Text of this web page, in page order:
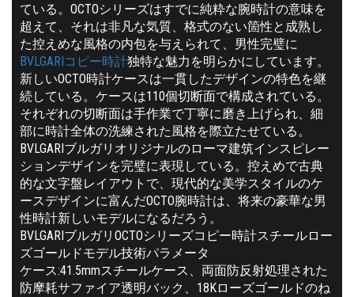
ている。OCTOシリーズはすでに純粋な腕時計の意味を
超えて、それは非凡な気質、格式のない箇性と成熟し
た控えめな風格の内包を与えられて、男性完璧に
BVLGARIコピー時計独特な魅力を明らかにしています。
新しいOCTO時計ケースは一貫したデザインの特色を継
続している。ケースは110個切断面で構成されている。
それぞれの切断面は手作業で丁寧に磨き上げられ、細
部に時計全体の洗練された風格を際立たせている。
BVLGARIブルガリオリジナルのローマ建筑インスピレー
ションデザインを完璧に表現している。控えめで古典
的な文字盤レイアウトで、現代的な美学スタイルのケ
ースデザインに富んだOCTO腕時計は、将来の豪華な男
性時計新しいモデルになるだろう。
BVLGARIブルガリOCTOシリーズコピー時計スチールロー
ズゴールドモデル技術パラメータ
ケース:41.5mmスチールケース、両面防反射処理された
防摩耗サファイア透明バック、18Kローズゴールドのね